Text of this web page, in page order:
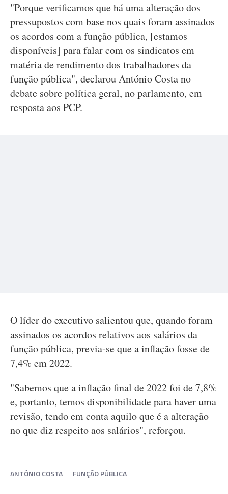
"Porque verificamos que há uma alteração dos
pressupostos com base nos quais foram assinados
os acordos com a função pública, [estamos
disponíveis] para falar com os sindicatos em
matéria de rendimento dos trabalhadores da
função pública", declarou António Costa no
debate sobre política geral, no parlamento, em
resposta aos PCP.
O líder do executivo salientou que, quando foram
assinados os acordos relativos aos salários da
função pública, previa-se que a inflação fosse de
7,4% em 2022.
"Sabemos que a inflação final de 2022 foi de 7,8%
e, portanto, temos disponibilidade para haver uma
revisão, tendo em conta aquilo que é a alteração
no que diz respeito aos salários", reforçou.
ANTÓNIO COSTA FUNÇÃO PÚBLICA